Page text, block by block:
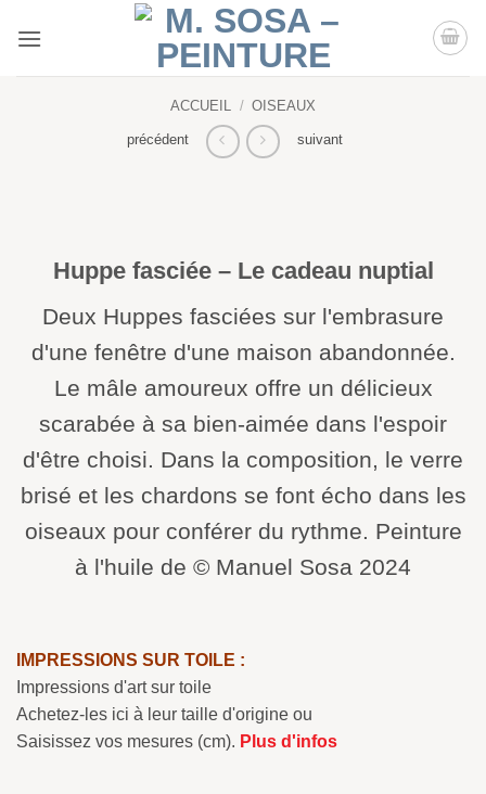
ACCUEIL / OISEAUX
précédent suivant
Huppe fasciée – Le cadeau nuptial
Deux Huppes fasciées sur l'embrasure
d'une fenêtre d'une maison abandonnée.
Le mâle amoureux offre un délicieux
scarabée à sa bien-aimée dans l'espoir
d'être choisi. Dans la composition, le verre
brisé et les chardons se font écho dans les
oiseaux pour conférer du rythme. Peinture
à l'huile de © Manuel Sosa 2024
IMPRESSIONS SUR TOILE :
Impressions d'art sur toile
Achetez-les ici à leur taille d'origine ou
Saisissez vos mesures (cm). Plus d'infos